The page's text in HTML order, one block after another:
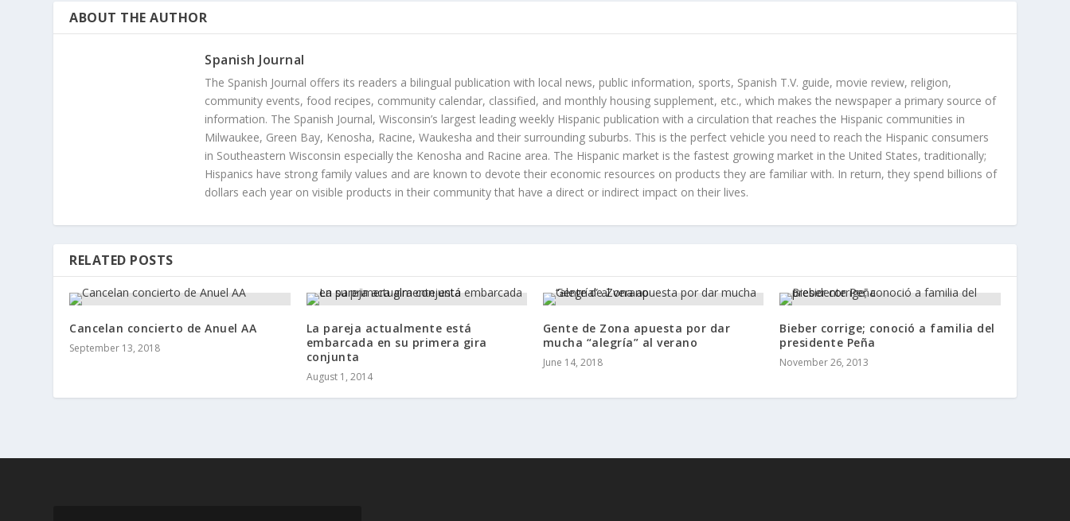
ABOUT THE AUTHOR
Spanish Journal
The Spanish Journal offers its readers a bilingual publication with local news, public information, sports, Spanish T.V. guide, movie review, religion,
community events, food recipes, community calendar, classified, and monthly housing supplement, etc., which makes the newspaper a primary source of
information. The Spanish Journal, Wisconsin’s largest leading weekly Hispanic publication with a circulation that reaches the Hispanic communities in
Milwaukee, Green Bay, Kenosha, Racine, Waukesha and their surrounding suburbs. This is the perfect vehicle you need to reach the Hispanic consumers
in Southeastern Wisconsin especially the Kenosha and Racine area. The Hispanic market is the fastest growing market in the United States, traditionally;
Hispanics have strong family values and are known to devote their economic resources on products they are familiar with. In return, they spend billions of
dollars each year on visible products in their community that have a direct or indirect impact on their lives.
RELATED POSTS
Cancelan concierto de Anuel AA
September 13, 2018
La pareja actualmente está
embarcada en su primera gira
conjunta
August 1, 2014
Gente de Zona apuesta por dar
mucha “alegría” al verano
June 14, 2018
Bieber corrige; conoció a familia del
presidente Peña
November 26, 2013